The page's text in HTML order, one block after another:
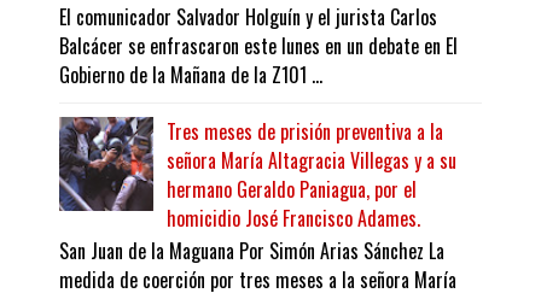
El comunicador Salvador Holguín y el jurista Carlos
Balcácer se enfrascaron este lunes en un debate en El
Gobierno de la Mañana de la Z101 ...
Tres meses de prisión preventiva a la
señora María Altagracia Villegas y a su
hermano Geraldo Paniagua, por el
homicidio José Francisco Adames.
San Juan de la Maguana Por Simón Arias Sánchez La
medida de coerción por tres meses a la señora María